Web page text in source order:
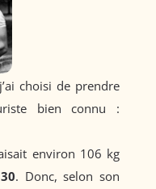
choisi de prendre
bien connu :
environ 106 kg
. Donc, selon son